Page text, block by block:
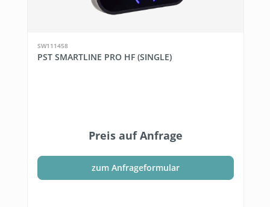
SW111458
PST SMARTLINE PRO HF (SINGLE)
Preis auf Anfrage
zum Anfrageformular